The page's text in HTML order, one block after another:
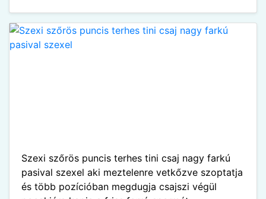
Szexi szőrös puncis terhes tini csaj nagy farkú
pasival szexel aki meztelenre vetkőzve szoptatja
és több pozícióban megdugja csajszi végül